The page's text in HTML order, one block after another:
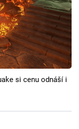
si cenu odnáší i